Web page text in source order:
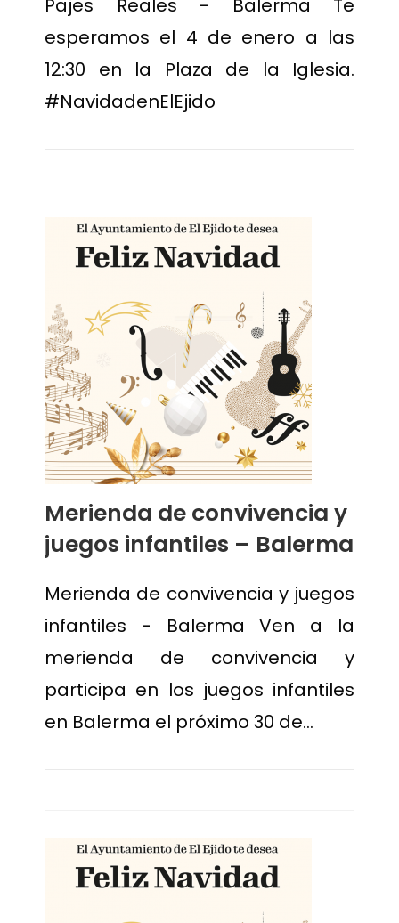
Pajes Reales - Balerma Te
esperamos el 4 de enero a las
12:30 en la Plaza de la Iglesia.
#NavidadenElEjido
Merienda de convivencia y
juegos infantiles – Balerma
Merienda de convivencia y juegos
infantiles - Balerma Ven a la
merienda de convivencia y
participa en los juegos infantiles
en Balerma el próximo 30 de…